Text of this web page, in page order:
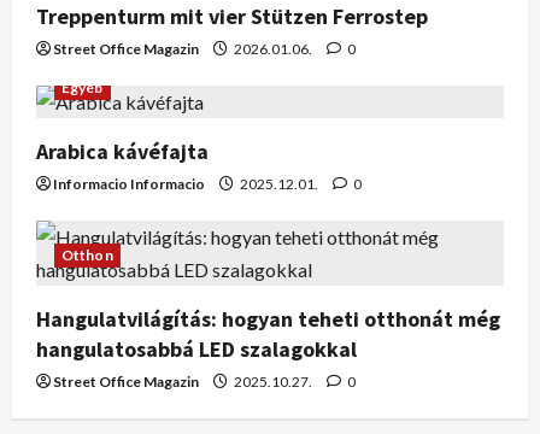
Treppenturm mit vier Stützen Ferrostep
Street Office Magazin 2026.01.06. 0
Egyéb
Arabica kávéfajta
Informacio Informacio 2025.12.01. 0
Otthon
Hangulatvilágítás: hogyan teheti otthonát még
hangulatosabbá LED szalagokkal
Street Office Magazin 2025.10.27. 0